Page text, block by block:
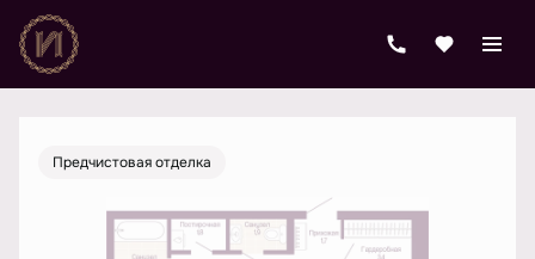
2-комнатная Цена по запросу
Предчистовая отделка